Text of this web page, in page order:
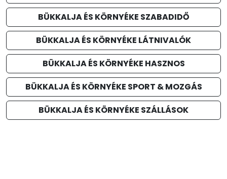
BÜKKALJA ÉS KÖRNYÉKE SZABADIDŐ
BÜKKALJA ÉS KÖRNYÉKE LÁTNIVALÓK
BÜKKALJA ÉS KÖRNYÉKE HASZNOS
BÜKKALJA ÉS KÖRNYÉKE SPORT & MOZGÁS
BÜKKALJA ÉS KÖRNYÉKE SZÁLLÁSOK